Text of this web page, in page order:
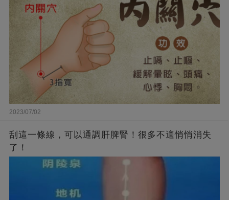
2023/07/02
刮這一條線，可以通調肝脾腎！很多不適悄悄消失
了！